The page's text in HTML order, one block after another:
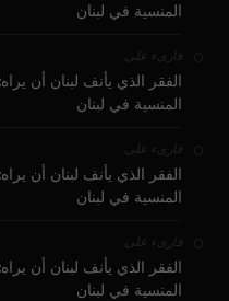
المنسية في لبنان
قارىء على
الفقر الذي يأنف لبنان أن
المنسية في لبنان
قارىء على
الفقر الذي يأنف لبنان أن
المنسية في لبنان
قارىء على
الفقر الذي يأنف لبنان أن
المنسية في لبنان